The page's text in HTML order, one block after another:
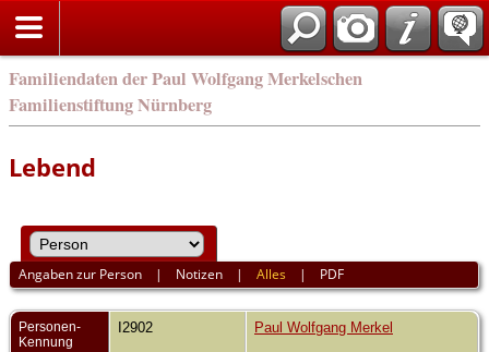
Familiendaten der Paul Wolfgang Merkelschen
Familienstiftung Nürnberg
Lebend
Angaben zur Person | Notizen |Alles | PDF
Personen-
Kennung
I2902 Paul Wolfgang Merkel